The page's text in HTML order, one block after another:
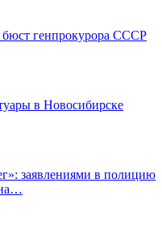
генпрокурора СССР
в Новосибирске
заявлениями в полицию
на…